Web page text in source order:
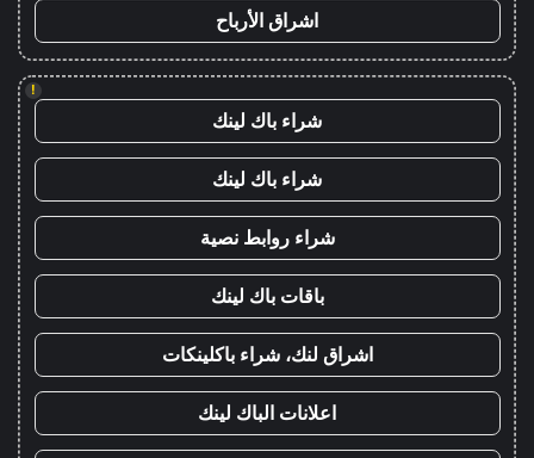
اشراق الأرباح
!
شراء باك لينك
شراء باك لينك
شراء روابط نصية
باقات باك لينك
اشراق لنك، شراء باكلينكات
اعلانات الباك لينك